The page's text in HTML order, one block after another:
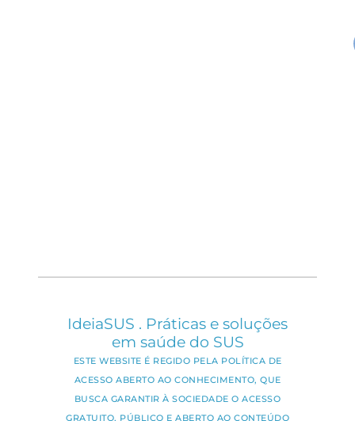
IdeiaSUS . Práticas e soluções
em saúde do SUS
ESTE WEBSITE É REGIDO PELA POLÍTICA DE
ACESSO ABERTO AO CONHECIMENTO, QUE
BUSCA GARANTIR À SOCIEDADE O ACESSO
GRATUITO, PÚBLICO E ABERTO AO CONTEÚDO